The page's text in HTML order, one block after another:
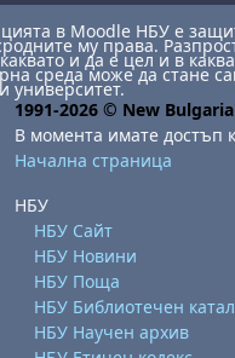
в Moodle НБУ е
му права.
и да е цел и в
среда може да стане
университет.
1991-2026 © New
В момента имате достъп
Начална страница
НБУ
НБУ Сайт
НБУ Новини
НБУ Поща
НБУ Библиотечен
НБУ Научен архив